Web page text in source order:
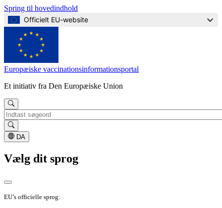
Spring til hovedindhold
Officielt EU-website
Europæiske vaccinationsinformationsportal
Et initiativ fra Den Europæiske Union
Søg
DA
Vælg dit sprog
EU’s officielle sprog: